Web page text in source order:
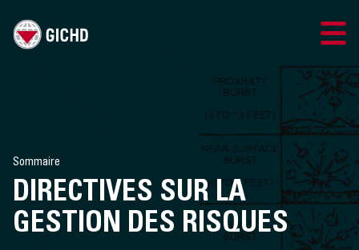
DIRECTIVES SUR LA GESTION DES RISQUES
Sommaire
DIRECTIVES SUR LA
GESTION DES RISQUES